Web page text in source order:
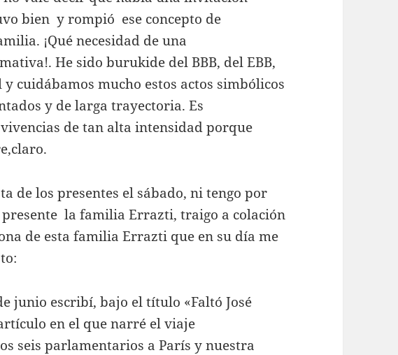
bien y rompió ese concepto de
¡Qué necesidad de una
He sido burukide del BBB, del EBB,
cuidábamos mucho estos actos simbólicos
y de larga trayectoria. Es
de tan alta intensidad porque
de los presentes el sábado, ni tengo por
la familia Errazti, traigo a colación
de esta familia Errazti que en su día me
junio escribí, bajo el título «Faltó José
en el que narré el viaje
seis parlamentarios a París y nuestra